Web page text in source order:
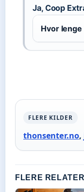
Ja, Coop
Hvor
FLERE KILDER
thonsenter.no,
FLERE